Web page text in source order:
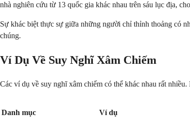
nhà nghiên cứu từ 13 quốc gia khác nhau trên sáu lục địa,
Sự khác biệt thực sự giữa những người chỉ thỉnh thoảng có
chúng.
Ví Dụ Về Suy Nghĩ Xâm Chiếm
Các ví dụ về suy nghĩ xâm chiếm có thể khác nhau rất
Danh mục Ví dụ